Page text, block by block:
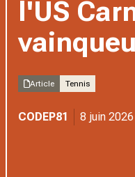
l'US
Article Tennis
CODEP81 8 juin 2026